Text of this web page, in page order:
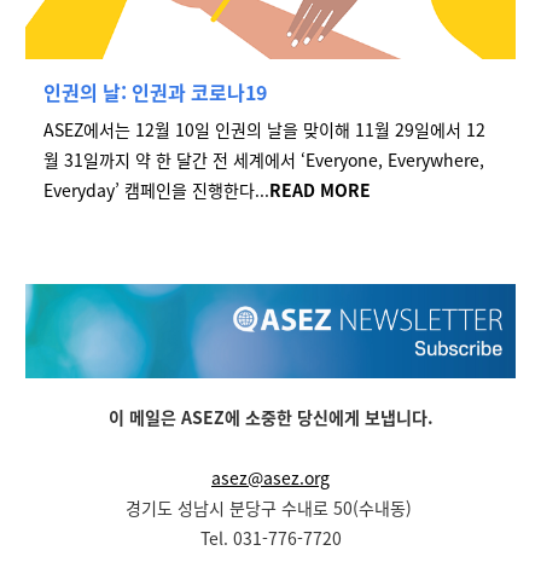
인권의 날: 인권과 코로나19
ASEZ에서는 12월 10일 인권의 날을 맞이해 11월 29일에서 12
월 31일까지 약 한 달간 전 세계에서 ‘Everyone, Everywhere,
Everyday’ 캠페인을 진행한다...READ MORE
이 메일은 ASEZ에 소중한 당신에게 보냅니다.
asez@asez.org
경기도 성남시 분당구 수내로 50(수내동)
Tel. 031-776-7720